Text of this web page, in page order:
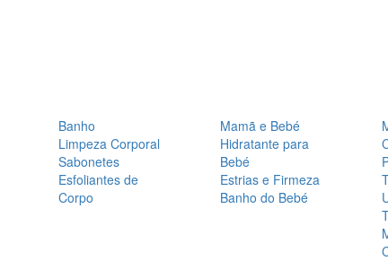
Banho
Limpeza Corporal
Sabonetes
Esfoliantes de
Corpo
Mamã e Bebé
Hidratante para
Bebé
Estrias e Firmeza
Banho do Bebé